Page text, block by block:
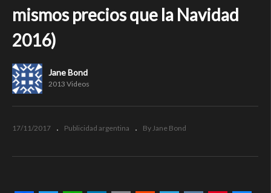
mismos precios que la Navidad
2016)
Jane Bond
2013 Videos
17/11/2017 Publicidad argentina By Jane Bond